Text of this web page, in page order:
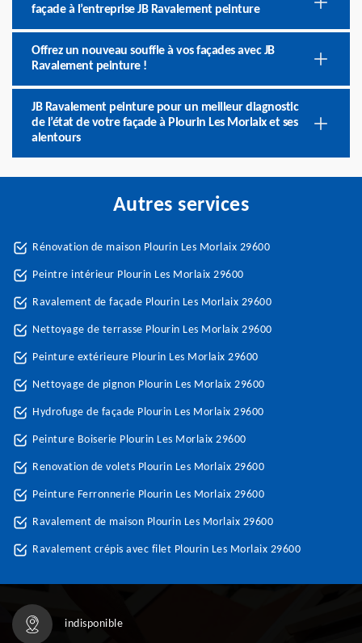
façade à l’entreprise JB Ravalement peinture
Offrez un nouveau souffle à vos façades avec JB
Ravalement peinture !
JB Ravalement peinture pour un meilleur diagnostic
de l’état de votre façade à Plourin Les Morlaix et ses
alentours
Autres services
Rénovation de maison Plourin Les Morlaix 29600
Peintre intérieur Plourin Les Morlaix 29600
Ravalement de façade Plourin Les Morlaix 29600
Nettoyage de terrasse Plourin Les Morlaix 29600
Peinture extérieure Plourin Les Morlaix 29600
Nettoyage de pignon Plourin Les Morlaix 29600
Hydrofuge de façade Plourin Les Morlaix 29600
Peinture Boiserie Plourin Les Morlaix 29600
Renovation de volets Plourin Les Morlaix 29600
Peinture Ferronnerie Plourin Les Morlaix 29600
Ravalement de maison Plourin Les Morlaix 29600
Ravalement crépis avec filet Plourin Les Morlaix 29600
indisponible